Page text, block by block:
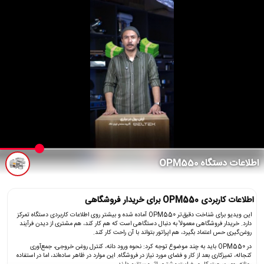
اطلاعات دستگاه OPM550
اطلاعات کاربردی OPM550 برای خریدار فروشگاهی
این ویدیو برای شناخت دقیق‌تر OPM550 آماده شده و بیشتر روی اطلاعات کاربردی دستگاه تمرکز
دارد. خریدار فروشگاهی معمولاً به دنبال دستگاهی است که هم کار کند، هم مشتری از دیدن فرآیند
روغن‌گیری حس اعتماد بگیرد، هم اپراتور بتواند با آن راحت کار کند.
در OPM550 باید به چند موضوع توجه کرد: نحوه ورود دانه، کنترل روغن خروجی، جمع‌آوری
کنجاله، تمیزکاری بعد از کار و فضای مورد نیاز در فروشگاه. این موارد در ظاهر ساده‌اند، اما در استفاده